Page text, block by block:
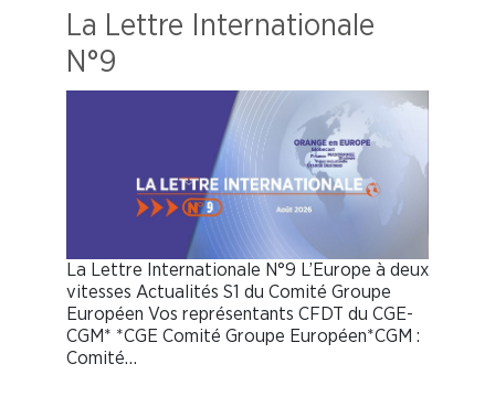
La Lettre Internationale
N°9
La Lettre Internationale N°9 L’Europe à deux
vitesses Actualités S1 du Comité Groupe
Européen Vos représentants CFDT du CGE-
CGM* *CGE Comité Groupe Européen*CGM :
Comité…